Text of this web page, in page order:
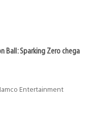
Ball: Sparking Zero chega
Entertainment